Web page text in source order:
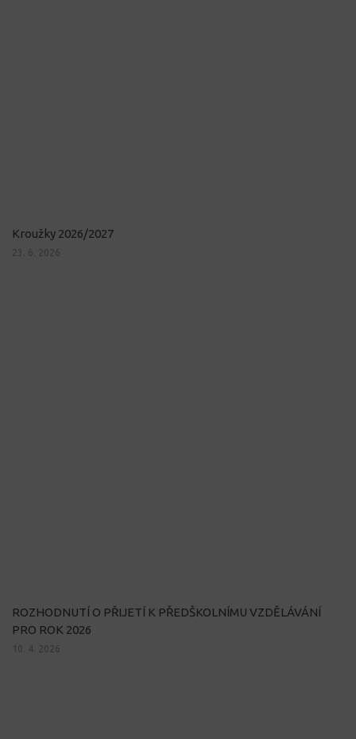
Kroužky 2026/2027
23. 6. 2026
ROZHODNUTÍ O PŘIJETÍ K PŘEDŠKOLNÍMU VZDĚLÁVÁNÍ
PRO ROK 2026
10. 4. 2026